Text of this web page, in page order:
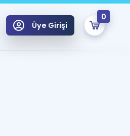
Üye Girişi
0